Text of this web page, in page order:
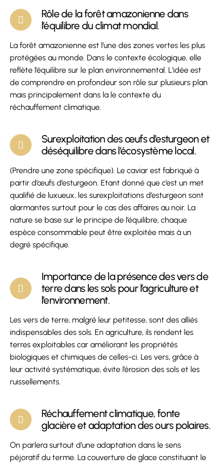
Rôle de la forêt amazonienne dans
l’équilibre du climat mondial.
La forêt amazonienne est l’une des zones vertes les plus
protégées au monde. Dans le contexte écologique, elle
reflète l’équilibre sur le plan environnemental. L’idée est
de comprendre en profondeur son rôle sur plusieurs plan
mais principalement dans la le contexte du
réchauffement climatique.
Surexploitation des œufs d’esturgeon et
déséquilibre dans l’écosystème local.
(Prendre une zone spécifique). Le caviar est fabriqué à
partir d’œufs d’esturgeon. Etant donné que c’est un met
qualifié de luxueux, les surexploitations d’esturgeon sont
alarmantes surtout pour le cas des affaires au noir. La
nature se base sur le principe de l’équilibre, chaque
espèce consommable peut être exploitée mais à un
degré spécifique.
Importance de la présence des vers de
terre dans les sols pour l’agriculture et
l’environnement.
Les vers de terre, malgré leur petitesse, sont des alliés
indispensables des sols. En agriculture, ils rendent les
terres exploitables car améliorant les propriétés
biologiques et chimiques de celles-ci. Les vers, grâce à
leur activité systématique, évite l’érosion des sols et les
ruissellements.
Réchauffement climatique, fonte
glacière et adaptation des ours polaires.
On parlera surtout d’une adaptation dans le sens
péjoratif du terme. La couverture de glace constituant le